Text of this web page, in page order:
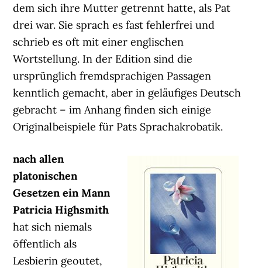
dem sich ihre Mutter getrennt hatte, als Pat
drei war. Sie sprach es fast fehlerfrei und
schrieb es oft mit einer englischen
Wortstellung. In der Edition sind die
ursprünglich fremdsprachigen Passagen
kenntlich gemacht, aber in geläufiges Deutsch
gebracht – im Anhang finden sich einige
Originalbeispiele für Pats Sprachakrobatik.
nach allen
platonischen
Gesetzen ein Mann
Patricia Highsmith
hat sich niemals
öffentlich als
Lesbierin geoutet,